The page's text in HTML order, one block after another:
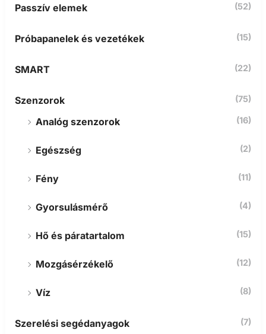
Passzív elemek (52)
Próbapanelek és vezetékek (15)
SMART (22)
Szenzorok (75)
Analóg szenzorok (16)
Egészség (2)
Fény (11)
Gyorsulásmérő (4)
Hő és páratartalom (15)
Mozgásérzékelő (12)
Víz (8)
Szerelési segédanyagok (7)